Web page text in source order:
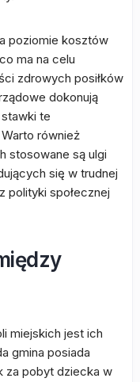
poziomie kosztów
ma na celu
zdrowych posiłków
dokonują
te
również
stosowane są ulgi
się w trudnej
polityki społecznej
miejskich jest ich
gmina posiada
za pobyt dziecka w